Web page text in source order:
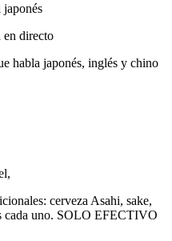
japonés
en directo
habla japonés, inglés y chino
cerveza Asahi, sake,
cada uno. SOLO EFECTIVO